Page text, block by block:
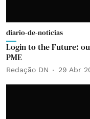
diario-de-noticias
Login to the Future:
PME
Redação DN 29 Abr